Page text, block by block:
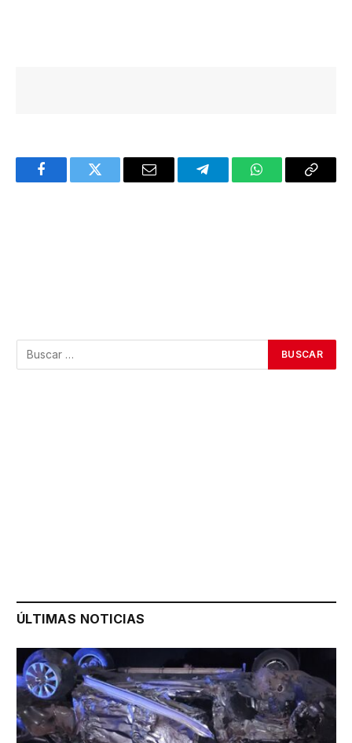
FacebookTwitter Email TelegramWhatsAppCopy
ÚLTIMAS NOTICIAS